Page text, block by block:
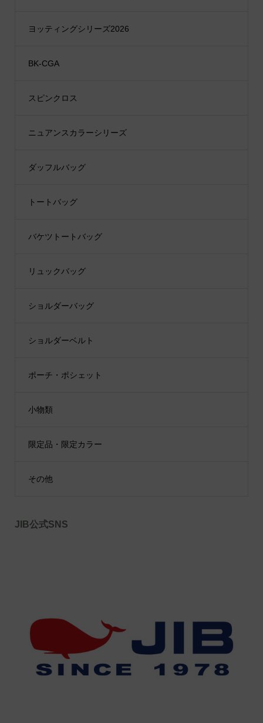
ヨッティングシリーズ2026
BK-CGA
スピンクロス
ニュアンスカラーシリーズ
ダッフルバッグ
トートバッグ
バケツトートバッグ
リュックバッグ
ショルダーバッグ
ショルダーベルト
ポーチ・ポシェット
小物類
限定品・限定カラー
その他
JIB公式SNS